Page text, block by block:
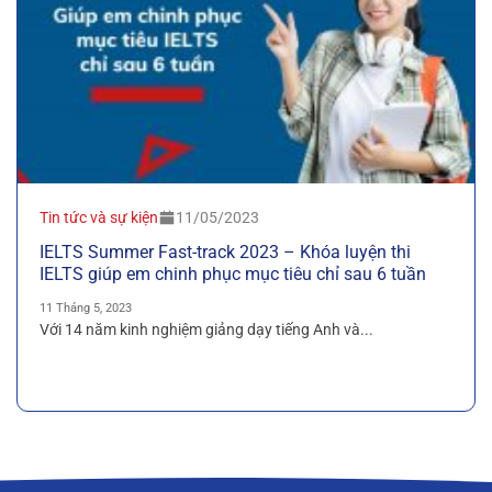
Tin tức và sự kiện 11/05/2023
IELTS Summer Fast-track 2023 – Khóa luyện thi
IELTS giúp em chinh phục mục tiêu chỉ sau 6 tuần
11 Tháng 5, 2023
Với 14 năm kinh nghiệm giảng dạy tiếng Anh và...